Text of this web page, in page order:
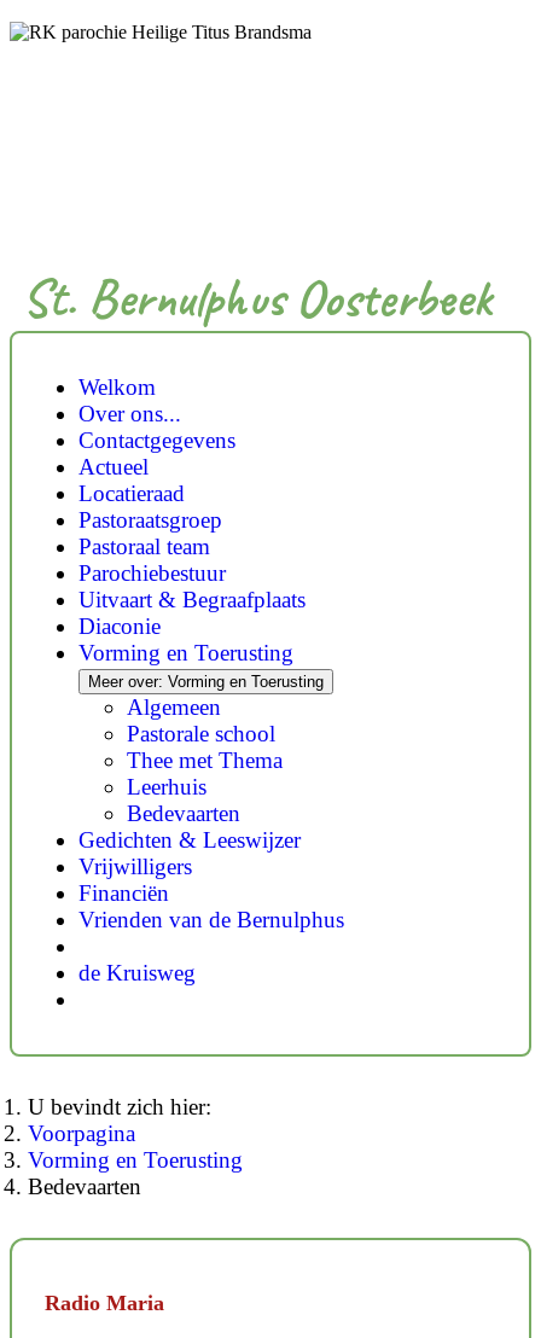
St. Bernulphus Oosterbeek
Welkom
Over ons...
Contactgegevens
Actueel
Locatieraad
Pastoraatsgroep
Pastoraal team
Parochiebestuur
Uitvaart & Begraafplaats
Diaconie
Vorming en Toerusting
Meer over: Vorming en Toerusting
Algemeen
Pastorale school
Thee met Thema
Leerhuis
Bedevaarten
Gedichten & Leeswijzer
Vrijwilligers
Financiën
Vrienden van de Bernulphus
de Kruisweg
U bevindt zich hier:
Voorpagina
Vorming en Toerusting
Bedevaarten
Radio Maria